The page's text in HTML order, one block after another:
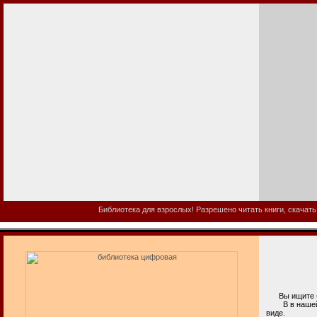
Библиотека для взрослых! Разрешено читать книги,
Вы ищите
В в нашей
виде.